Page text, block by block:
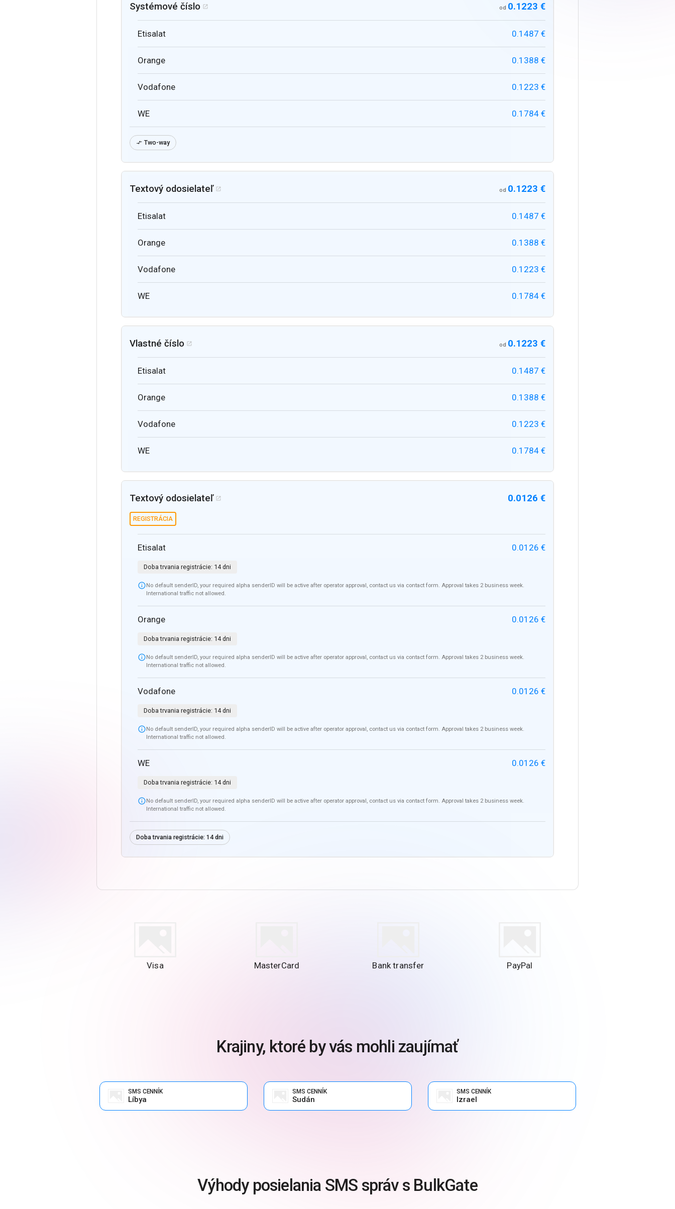
Systémové číslo  od 0.1223 €
Etisalat 0.1487 €
Orange 0.1388 €
Vodafone 0.1223 €
WE 0.1784 €
 Two-way
Textový odosielateľ  od 0.1223 €
Etisalat 0.1487 €
Orange 0.1388 €
Vodafone 0.1223 €
WE 0.1784 €
Vlastné číslo  od 0.1223 €
Etisalat 0.1487 €
Orange 0.1388 €
Vodafone 0.1223 €
WE 0.1784 €
Textový odosielateľ  0.0126 €
REGISTRÁCIA
Etisalat 0.0126 €
Doba trvania registrácie: 14 dni
No default senderID, your required alpha senderID will be active after operator approval, contact us via contact form. Approval takes 2 business week.
International traffic not allowed.
Orange 0.0126 €
Doba trvania registrácie: 14 dni
No default senderID, your required alpha senderID will be active after operator approval, contact us via contact form. Approval takes 2 business week.
International traffic not allowed.
Vodafone 0.0126 €
Doba trvania registrácie: 14 dni
No default senderID, your required alpha senderID will be active after operator approval, contact us via contact form. Approval takes 2 business week.
International traffic not allowed.
WE 0.0126 €
Doba trvania registrácie: 14 dni
No default senderID, your required alpha senderID will be active after operator approval, contact us via contact form. Approval takes 2 business week.
International traffic not allowed.
Doba trvania registrácie: 14 dni
Visa MasterCard Bank transfer PayPal
Krajiny, ktoré by vás mohli zaujímať
SMS CENNÍK
Líbya
SMS CENNÍK
Sudán
SMS CENNÍK
Izrael
Výhody posielania SMS správ s BulkGate